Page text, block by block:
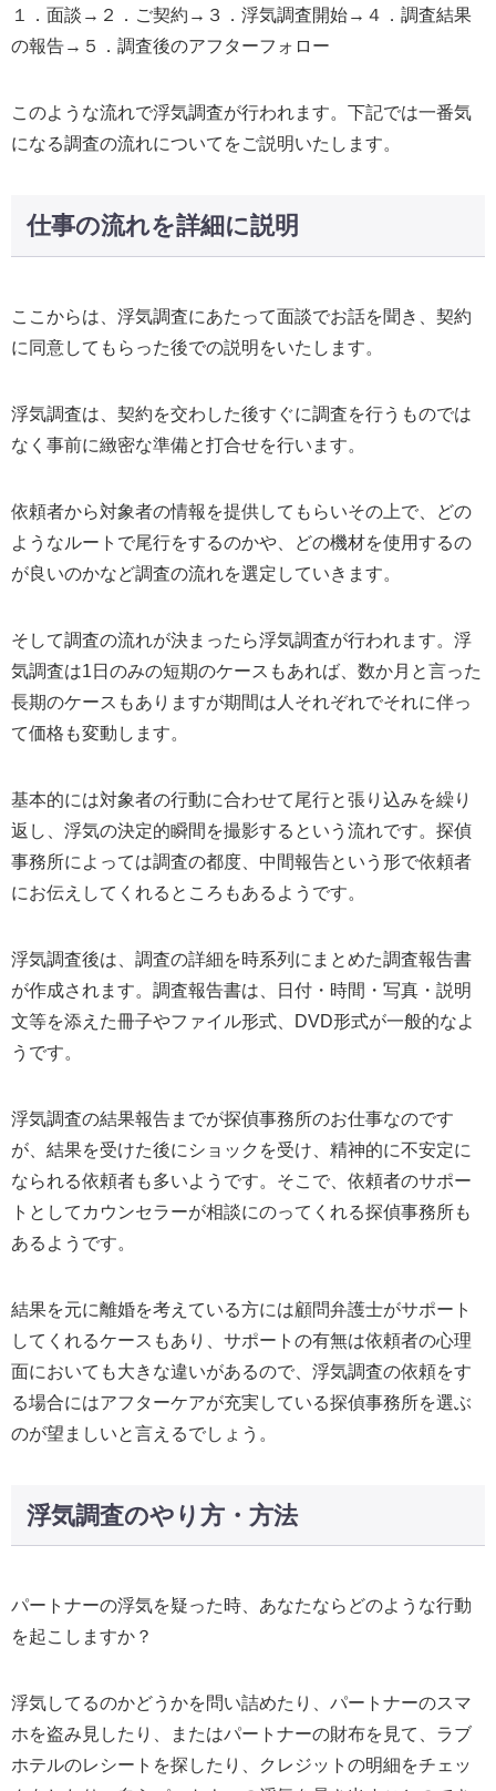
１．面談→２．ご契約→３．浮気調査開始→４．調査結果
の報告→５．調査後のアフターフォロー
このような流れで浮気調査が行われます。下記では一番気
になる調査の流れについてをご説明いたします。
仕事の流れを詳細に説明
ここからは、浮気調査にあたって面談でお話を聞き、契約
に同意してもらった後での説明をいたします。
浮気調査は、契約を交わした後すぐに調査を行うものでは
なく事前に緻密な準備と打合せを行います。
依頼者から対象者の情報を提供してもらいその上で、どの
ようなルートで尾行をするのかや、どの機材を使用するの
が良いのかなど調査の流れを選定していきます。
そして調査の流れが決まったら浮気調査が行われます。浮
気調査は1日のみの短期のケースもあれば、数か月と言った
長期のケースもありますが期間は人それぞれでそれに伴っ
て価格も変動します。
基本的には対象者の行動に合わせて尾行と張り込みを繰り
返し、浮気の決定的瞬間を撮影するという流れです。探偵
事務所によっては調査の都度、中間報告という形で依頼者
にお伝えしてくれるところもあるようです。
浮気調査後は、調査の詳細を時系列にまとめた調査報告書
が作成されます。調査報告書は、日付・時間・写真・説明
文等を添えた冊子やファイル形式、DVD形式が一般的なよ
うです。
浮気調査の結果報告までが探偵事務所のお仕事なのです
が、結果を受けた後にショックを受け、精神的に不安定に
なられる依頼者も多いようです。そこで、依頼者のサポー
トとしてカウンセラーが相談にのってくれる探偵事務所も
あるようです。
結果を元に離婚を考えている方には顧問弁護士がサポート
してくれるケースもあり、サポートの有無は依頼者の心理
面においても大きな違いがあるので、浮気調査の依頼をす
る場合にはアフターケアが充実している探偵事務所を選ぶ
のが望ましいと言えるでしょう。
浮気調査のやり方・方法
パートナーの浮気を疑った時、あなたならどのような行動
を起こしますか？
浮気してるのかどうかを問い詰めたり、パートナーのスマ
ホを盗み見したり、またはパートナーの財布を見て、ラブ
ホテルのレシートを探したり、クレジットの明細をチェッ